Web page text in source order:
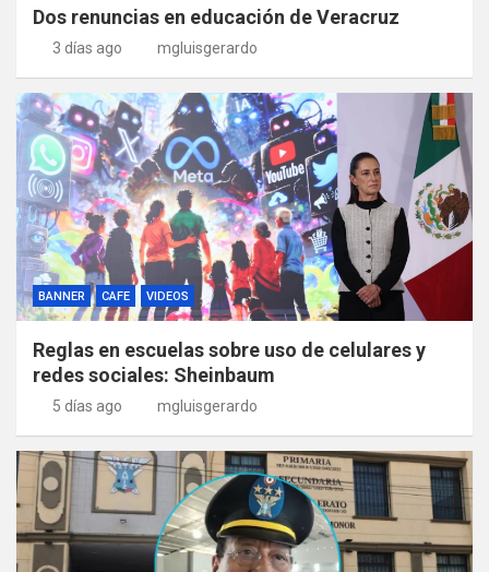
Dos renuncias en educación de Veracruz
3 días ago mgluisgerardo
BANNER CAFE VIDEOS
Reglas en escuelas sobre uso de celulares y
redes sociales: Sheinbaum
5 días ago mgluisgerardo